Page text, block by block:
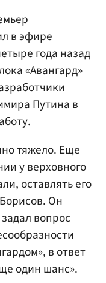
в эфире
года назад
«Авангард»
Путина в
тяжело. Еще
у верховного
оставлять его
Он
вопрос
в ответ
один шанс».